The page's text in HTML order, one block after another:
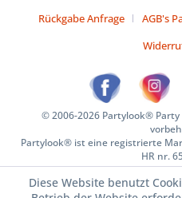
Rückgabe Anfrage
AGB's
© 2006-2026 Partylook®
Partylook® ist eine registrierte
HR nr.
Diese Website benutzt